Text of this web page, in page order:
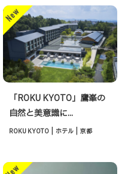
「ROKU KYOTO」鷹峯の
自然と美意識に...
ROKU KYOTO | ホテル | 京都